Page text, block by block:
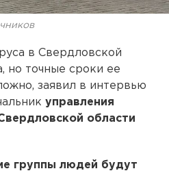
в Свердловской
но точные сроки ее
заявил в интервью
управления
области
группы людей будут